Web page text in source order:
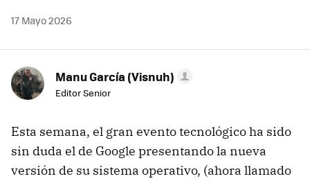
17 Mayo 2026
Manu García (Visnuh)
Editor Senior
Esta semana, el gran evento tecnológico ha sido
sin duda el de Google presentando la nueva
versión de su sistema operativo, (ahora llamado